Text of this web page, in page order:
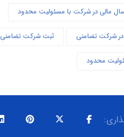
سال مالی در شرکت با مسئولیت محدود
در شرکت تضامنی ثبت شرکت تضامنی
محدود